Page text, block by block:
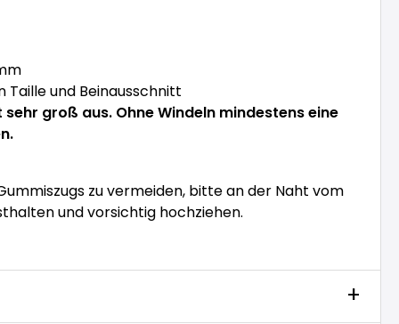
Taille und Beinausschnitt
groß aus. Ohne Windeln mindestens eine
zu vermeiden, bitte an der Naht vom
und vorsichtig hochziehen.